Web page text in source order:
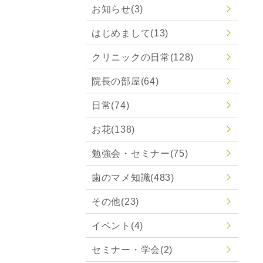
お知らせ(3)
はじめまして(13)
クリニックの日常 (128)
院長の部屋(64)
日常(74)
お花(138)
勉強会・セミナー(75)
歯のマメ知識(483)
その他(23)
イベント (4)
セミナー・学会(2)